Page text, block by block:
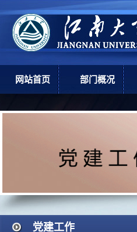
网站首页 部门概况
岗位职责
党建工作